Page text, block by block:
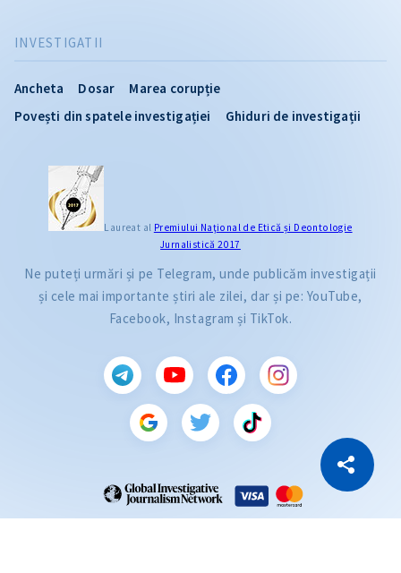
Copiază Link
INVESTIGATII
Ancheta Dosar
Marea corupție
Povești din spatele investigației
Ghiduri de investigații
Laureat al Premiului Naţional de Etică și Deontologie
Jurnalistică 2017
Ne puteți urmări și pe Telegram, unde publicăm investigații
și cele mai importante știri ale zilei, dar și pe: YouTube,
Facebook, Instagram și TikTok.